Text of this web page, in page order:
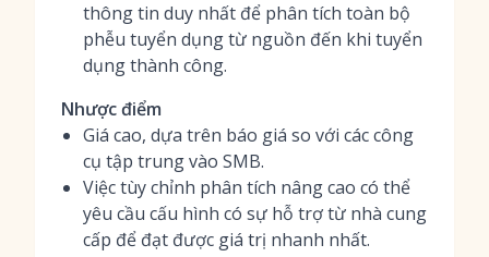
thông tin duy nhất để phân tích toàn bộ
phễu tuyển dụng từ nguồn đến khi tuyển
dụng thành công.
Nhược điểm
Giá cao, dựa trên báo giá so với các công
cụ tập trung vào SMB.
Việc tùy chỉnh phân tích nâng cao có thể
yêu cầu cấu hình có sự hỗ trợ từ nhà cung
cấp để đạt được giá trị nhanh nhất.